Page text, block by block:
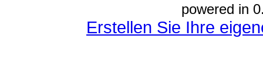
powered in
Erstellen Sie Ihre